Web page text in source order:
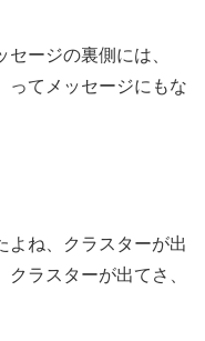
セージの裏側には、
ってメッセージにもな
よね、クラスターが出
ラスターが出てさ、